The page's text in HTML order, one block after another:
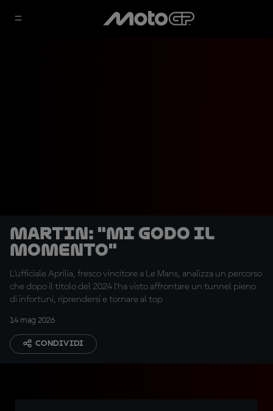
Martin: "Mi godo il
momento"
L'ufficiale Aprilia, fresco vincitore a Le Mans, analizza un percorso
che dopo il titolo del 2024 l'ha visto affrontare un tunnel pieno
di infortuni, riprendersi e tornare al top
14 mag 2026
CONDIVIDI